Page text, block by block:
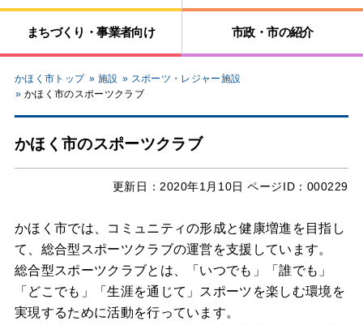
まちづくり・事業者向け 市政・市の紹介
かほく市トップ 施設
スポーツ・レジャー施設
かほく市のスポーツクラブ
かほく市のスポーツクラブ
更新日： 2020年1月10日 ページID：000229
かほく市では、コミュニティの形成と健康増進を目指し
て、総合型スポーツクラブの運営を支援しています。
総合型スポーツクラブとは、「いつでも」「誰でも」
「どこでも」「生涯を通じて」スポーツを楽しむ環境を
実現するために活動を行っています。